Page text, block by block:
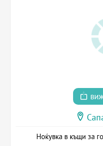
Ноќувка в къщи за